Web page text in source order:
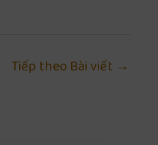
Tiếp theo Bài viết →